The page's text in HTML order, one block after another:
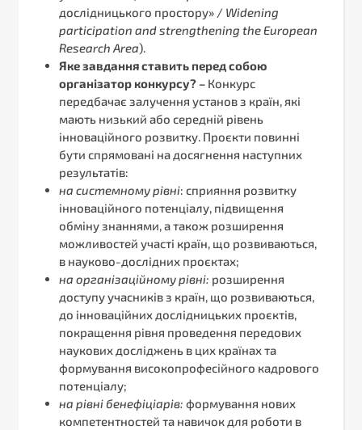
дослідницького простору» / Widening
participation and strengthening the European
Research Area).
Яке завдання ставить перед собою
організатор конкурсу? – Конкурс
передбачає залучення установ з країн, які
мають низький або середній рівень
інноваційного розвитку. Проєкти повинні
бути спрямовані на досягнення наступних
результатів:
на системному рівні: сприяння розвитку
інноваційного потенціалу, підвищення
обміну знаннями, а також розширення
можливостей участі країн, що розвиваються,
в науково-дослідних проєктах;
на організаційному рівні: розширення
доступу учасників з країн, що розвиваються,
до інноваційних дослідницьких проєктів,
покращення рівня проведення передових
наукових досліджень в цих країнах та
формування високопрофесійного кадрового
потенціалу;
на рівні бенефіціарів: формування нових
компетентностей та навичок для роботи в